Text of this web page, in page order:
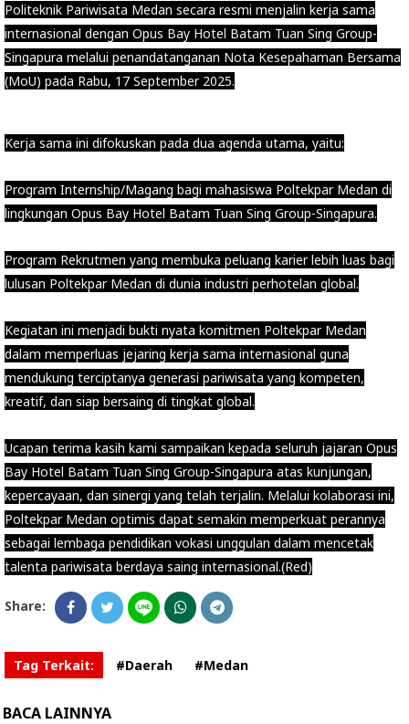
Politeknik Pariwisata Medan secara resmi menjalin kerja sama
internasional dengan Opus Bay Hotel Batam Tuan Sing Group-
Singapura melalui penandatanganan Nota Kesepahaman Bersama
(MoU) pada Rabu, 17 September 2025.
Kerja sama ini difokuskan pada dua agenda utama, yaitu:
Program Internship/Magang bagi mahasiswa Poltekpar Medan di
lingkungan Opus Bay Hotel Batam Tuan Sing Group-Singapura.
Program Rekrutmen yang membuka peluang karier lebih luas bagi
lulusan Poltekpar Medan di dunia industri perhotelan global.
Kegiatan ini menjadi bukti nyata komitmen Poltekpar Medan
dalam memperluas jejaring kerja sama internasional guna
mendukung terciptanya generasi pariwisata yang kompeten,
kreatif, dan siap bersaing di tingkat global.
Ucapan terima kasih kami sampaikan kepada seluruh jajaran Opus
Bay Hotel Batam Tuan Sing Group-Singapura atas kunjungan,
kepercayaan, dan sinergi yang telah terjalin. Melalui kolaborasi ini,
Poltekpar Medan optimis dapat semakin memperkuat perannya
sebagai lembaga pendidikan vokasi unggulan dalam mencetak
talenta pariwisata berdaya saing internasional.(Red)
Share:
Tag Terkait: #Daerah #Medan
BACA LAINNYA